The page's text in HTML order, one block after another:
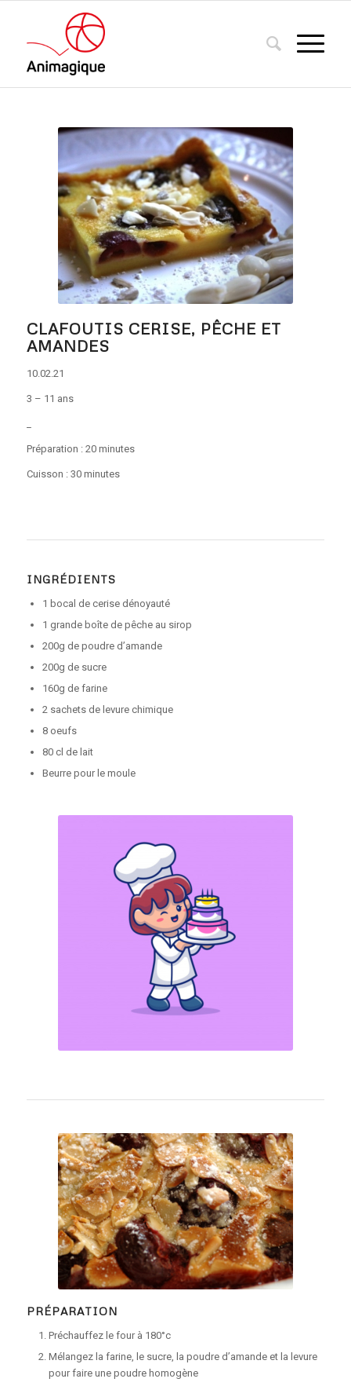
CLAFOUTIS CERISE, PÊCHE ET
AMANDES
10.02.21
3 – 11 ans
Préparation : 20 minutes
Cuisson : 30 minutes
INGRÉDIENTS
1 bocal de cerise dénoyauté
1 grande boîte de pêche au sirop
200g de poudre d’amande
200g de sucre
160g de farine
2 sachets de levure chimique
8 oeufs
80 cl de lait
Beurre pour le moule
PRÉPARATION
Préchauffez le four à 180°c
Mélangez la farine, le sucre, la poudre d’amande et la levure
pour faire une poudre homogène